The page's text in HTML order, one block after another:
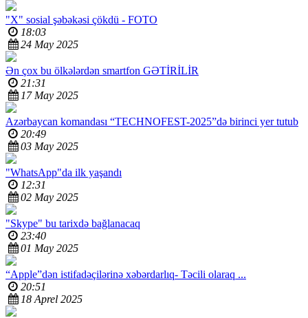
"X" sosial şəbəkəsi çökdü - FOTO
18:03
24 May 2025
Ən çox bu ölkələrdən smartfon GƏTİRİLİR
21:31
17 May 2025
Azərbaycan komandası “TECHNOFEST-2025”də birinci yer tutub
20:49
03 May 2025
"WhatsApp"da ilk yaşandı
12:31
02 May 2025
"Skype" bu tarixdə bağlanacaq
23:40
01 May 2025
“Apple”dən istifadəçilərinə xəbərdarlıq- Təcili olaraq ...
20:51
18 Aprel 2025